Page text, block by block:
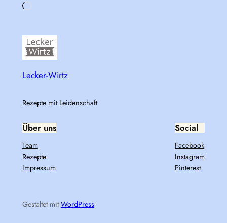
Loading…
Lecker-Wirtz
Rezepte mit Leidenschaft
Über uns
Team
Rezepte
Impressum
Social
Facebook
Instagram
Pinterest
Gestaltet mitWordPress